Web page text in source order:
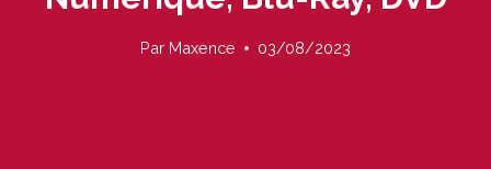
Par Maxence 03/08/2023